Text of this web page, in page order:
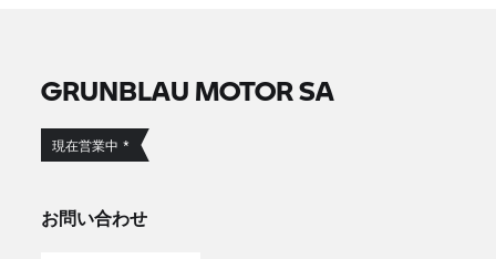
GRUNBLAU MOTOR SA
現在営業中 *
お問い合わせ